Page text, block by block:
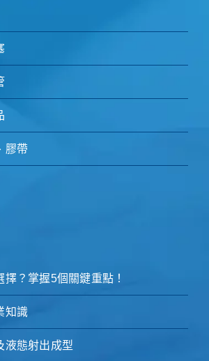
膠帶
？掌握5個關鍵重點！
知識
液態射出成型